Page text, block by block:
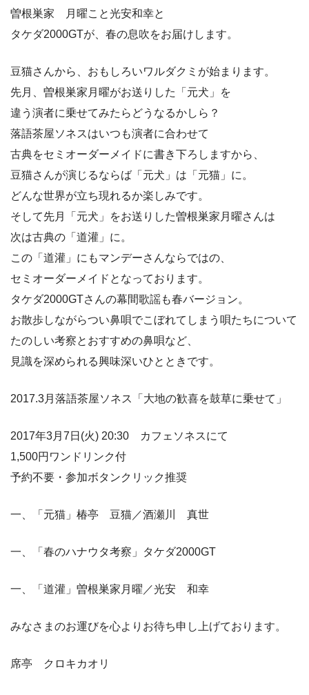
曽根巣家 月曜こと光安和幸と
タケダ2000GTが、春の息吹をお届けします。
豆猫さんから、おもしろいワルダクミが始まります。
先月、曽根巣家月曜がお送りした「元犬」を
違う演者に乗せてみたらどうなるかしら？
落語茶屋ソネスはいつも演者に合わせて
古典をセミオーダーメイドに書き下ろしますから、
豆猫さんが演じるならば「元犬」は「元猫」に。
どんな世界が立ち現れるか楽しみです。
そして先月「元犬」をお送りした曽根巣家月曜さんは
次は古典の「道灌」に。
この「道灌」にもマンデーさんならではの、
セミオーダーメイドとなっております。
タケダ2000GTさんの幕間歌謡も春バージョン。
お散歩しながらつい鼻唄でこぼれてしまう唄たちについて
たのしい考察とおすすめの鼻唄など、
見識を深められる興味深いひとときです。
2017.3月落語茶屋ソネス「大地の歓喜を鼓草に乗せて」
2017年3月7日(火) 20:30 カフェソネスにて
1,500円ワンドリンク付
予約不要・参加ボタンクリック推奨
一、「元猫」椿亭 豆猫／酒瀬川 真世
一、「春のハナウタ考察」タケダ2000GT
一、「道灌」曽根巣家月曜／光安 和幸
みなさまのお運びを心よりお待ち申し上げております。
席亭 クロキカオリ